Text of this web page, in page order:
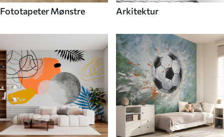
Fototapeter Mønstre Arkitektur